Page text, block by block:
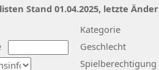
Kategorie
Geschlecht
Spielberechtigung
Stand 01.04.2025, letzte